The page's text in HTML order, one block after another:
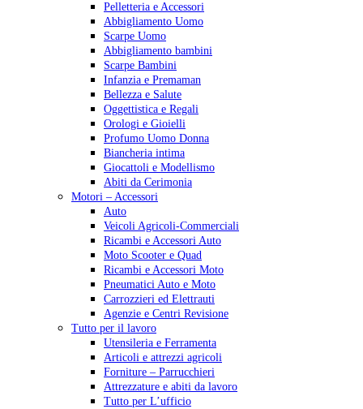
Pelletteria e Accessori
Abbigliamento Uomo
Scarpe Uomo
Abbigliamento bambini
Scarpe Bambini
Infanzia e Premaman
Bellezza e Salute
Oggettistica e Regali
Orologi e Gioielli
Profumo Uomo Donna
Biancheria intima
Giocattoli e Modellismo
Abiti da Cerimonia
Motori – Accessori
Auto
Veicoli Agricoli-Commerciali
Ricambi e Accessori Auto
Moto Scooter e Quad
Ricambi e Accessori Moto
Pneumatici Auto e Moto
Carrozzieri ed Elettrauti
Agenzie e Centri Revisione
Tutto per il lavoro
Utensileria e Ferramenta
Articoli e attrezzi agricoli
Forniture – Parrucchieri
Attrezzature e abiti da lavoro
Tutto per L’ufficio